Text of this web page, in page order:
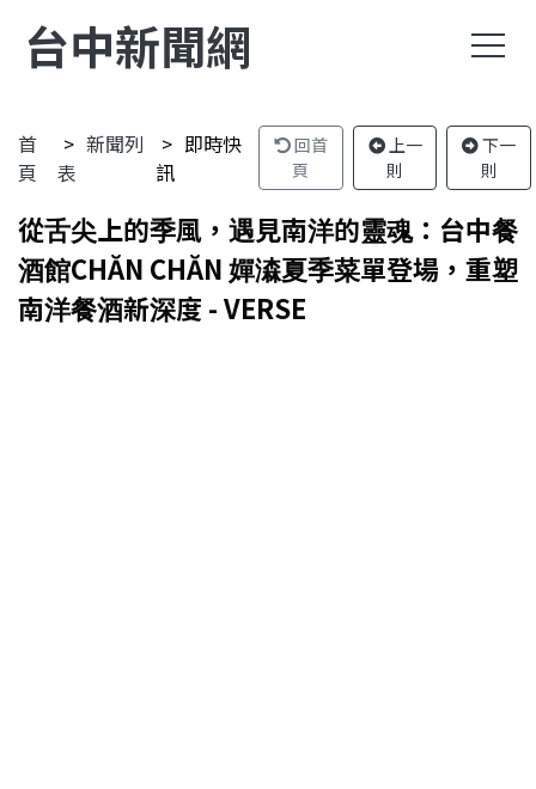
台中新聞網
首
頁
新聞列
表
即時快
訊
回首
頁
上一
則
下一
則
從舌尖上的季風，遇見南洋的靈魂：台中餐
酒館CHĂN CHĂN 嬋潹夏季菜單登場，重塑
南洋餐酒新深度 - VERSE